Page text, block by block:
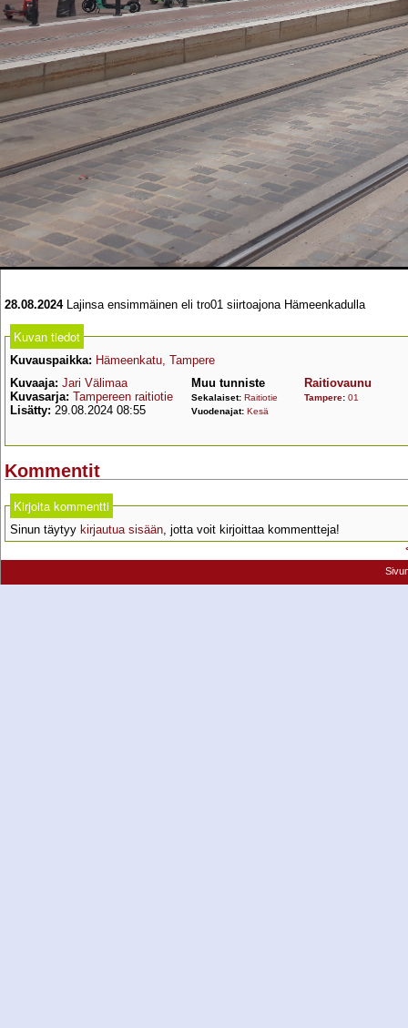
28.08.2024Lajinsa ensimmäinen eli tro01 siirtoajona Hämeenkadulla
Kuvan tiedot
Kuvauspaikka: Hämeenkatu, Tampere
Kuvaaja: Jari Välimaa
Kuvasarja: Tampereen raitiotie
Lisätty: 29.08.2024 08:55
Muu tunniste
Sekalaiset: Raitiotie
Vuodenajat: Kesä
Raitiovaunu
Tampere: 01
Kommentit
Kirjoita kommentti
Sinun täytyy kirjautua sisään, jotta voit kirjoittaa kommentteja!